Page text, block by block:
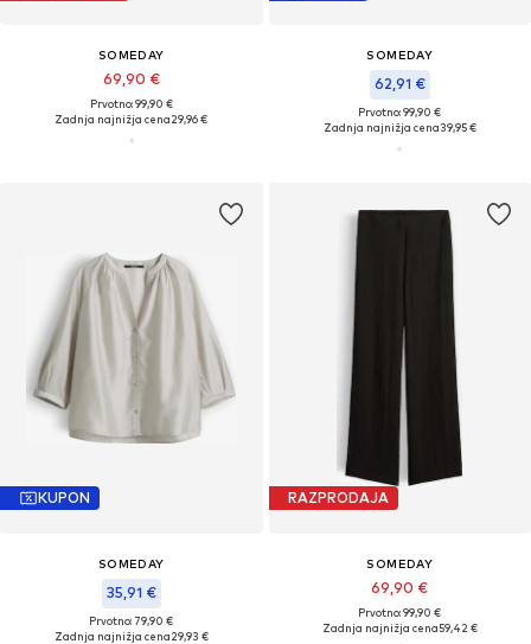
SOMEDAY
69,90 €
Prvotno: 99,90 €
Zadnja najnižja cena29,96 €
SOMEDAY
62,91 €
Prvotno: 99,90 €
Zadnja najnižja cena39,95 €
KUPON
SOMEDAY
35,91 €
Prvotno: 79,90 €
Zadnja najnižja cena29,93 €
RAZPRODAJA
SOMEDAY
69,90 €
Prvotno: 99,90 €
Zadnja najnižja cena59,42 €